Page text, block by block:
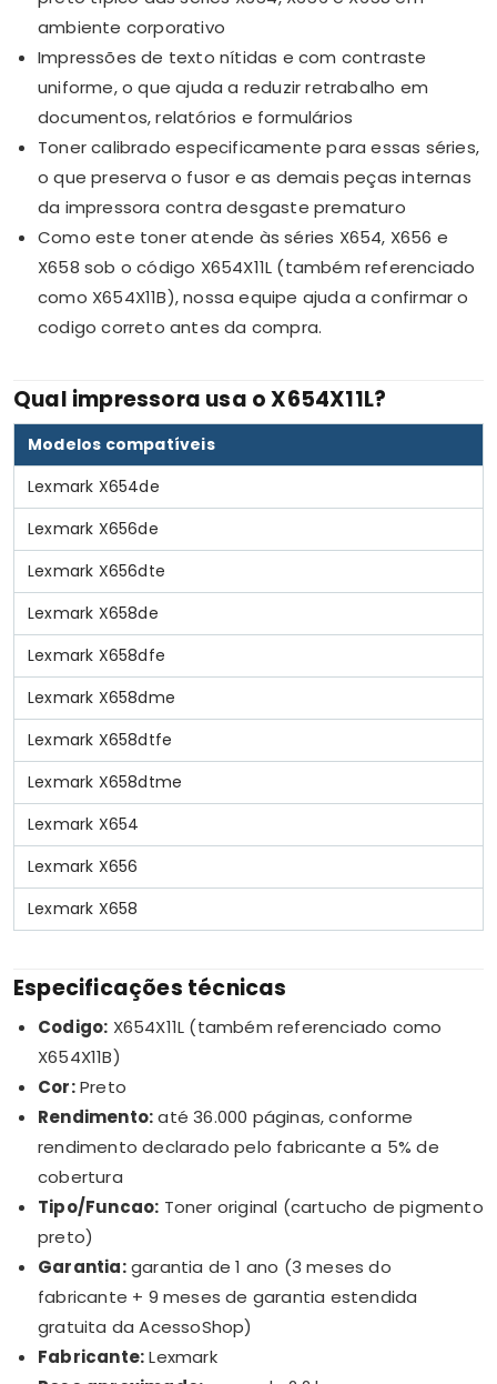
ambiente corporativo
Impressões de texto nítidas e com contraste
uniforme, o que ajuda a reduzir retrabalho em
documentos, relatórios e formulários
Toner calibrado especificamente para essas séries,
o que preserva o fusor e as demais peças internas
da impressora contra desgaste prematuro
Como este toner atende às séries X654, X656 e
X658 sob o código X654X11L (também referenciado
como X654X11B), nossa equipe ajuda a confirmar o
codigo correto antes da compra.
Qual impressora usa o X654X11L?
Modelos compatíveis
Lexmark X654de
Lexmark X656de
Lexmark X656dte
Lexmark X658de
Lexmark X658dfe
Lexmark X658dme
Lexmark X658dtfe
Lexmark X658dtme
Lexmark X654
Lexmark X656
Lexmark X658
Especificações técnicas
Codigo: X654X11L (também referenciado como
X654X11B)
Cor:Preto
Rendimento:até 36.000 páginas, conforme
rendimento declarado pelo fabricante a 5% de
cobertura
Tipo/Funcao: Toner original (cartucho de pigmento
preto)
Garantia:garantia de 1 ano (3 meses do
fabricante + 9 meses de garantia estendida
gratuita da AcessoShop)
Fabricante:Lexmark